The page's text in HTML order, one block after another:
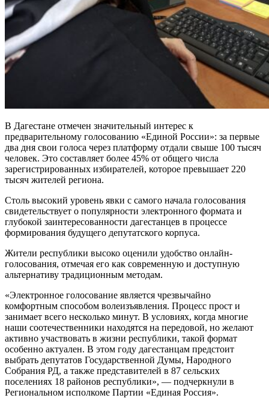
В Дагестане отмечен значительный интерес к
предварительному голосованию «Единой России»: за первые
два дня свои голоса через платформу отдали свыше 100 тысяч
человек. Это составляет более 45% от общего числа
зарегистрированных избирателей, которое превышает 220
тысяч жителей региона.
Столь высокий уровень явки с самого начала голосования
свидетельствует о популярности электронного формата и
глубокой заинтересованности дагестанцев в процессе
формирования будущего депутатского корпуса.
Жители республики высоко оценили удобство онлайн-
голосования, отмечая его как современную и доступную
альтернативу традиционным методам.
«Электронное голосование является чрезвычайно
комфортным способом волеизъявления. Процесс прост и
занимает всего несколько минут. В условиях, когда многие
наши соотечественники находятся на передовой, но желают
активно участвовать в жизни республики, такой формат
особенно актуален. В этом году дагестанцам предстоит
выбрать депутатов Государственной Думы, Народного
Собрания РД, а также представителей в 87 сельских
поселениях 18 районов республики», — подчеркнули в
Региональном исполкоме Партии «Единая Россия».